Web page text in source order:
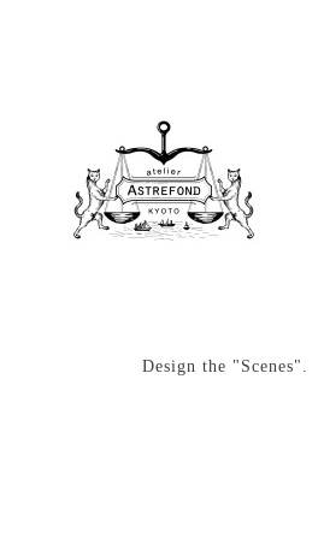
Design the "Scenes".